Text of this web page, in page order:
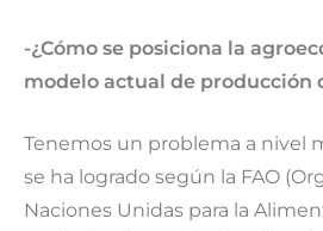
-¿Cómo se posiciona la
modelo actual de producción
Tenemos un problema a nivel
se ha logrado según la FAO
Naciones Unidas para la